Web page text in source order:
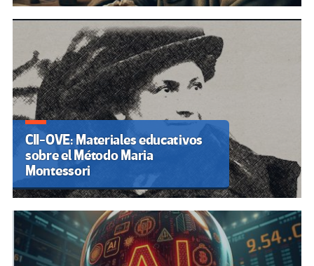
CII-OVE: Materiales educativos
sobre el Método Maria
Montessori